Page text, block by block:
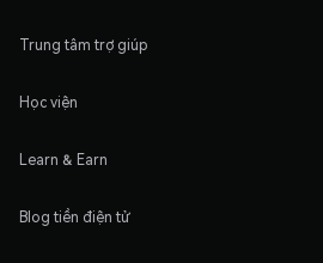
Trung tâm trợ giúp
Học viện
Learn & Earn
Blog tiền điện tử